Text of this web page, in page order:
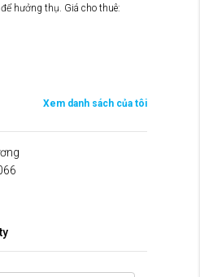
hưởng thụ. Giá cho thuê:
Xem danh sách của tôi